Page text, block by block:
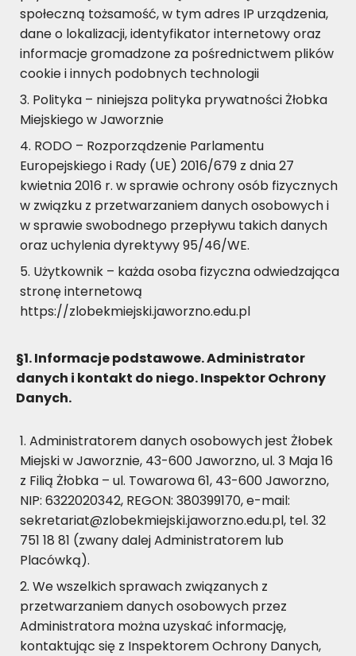
społeczną tożsamość, w tym adres IP urządzenia,
dane o lokalizacji, identyfikator internetowy oraz
informacje gromadzone za pośrednictwem plików
cookie i innych podobnych technologii
Polityka – niniejsza polityka prywatności Żłobka
Miejskiego w Jaworznie
RODO – Rozporządzenie Parlamentu
Europejskiego i Rady (UE) 2016/679 z dnia 27
kwietnia 2016 r. w sprawie ochrony osób fizycznych
w związku z przetwarzaniem danych osobowych i
w sprawie swobodnego przepływu takich danych
oraz uchylenia dyrektywy 95/46/WE.
Użytkownik – każda osoba fizyczna odwiedzająca
stronę internetową
https://zlobekmiejski.jaworzno.edu.pl
§1. Informacje podstawowe.Administrator
danych i kontakt do niego.Inspektor Ochrony
Danych.
Administratorem danych osobowych jest Żłobek
Miejski w Jaworznie, 43-600 Jaworzno, ul. 3 Maja 16
z Filią Żłobka – ul. Towarowa 61, 43-600 Jaworzno,
NIP: 6322020342, REGON: 380399170, e-mail:
sekretariat@zlobekmiejski.jaworzno.edu.pl, tel. 32
751 18 81 (zwany dalej Administratorem lub
Placówką).
We wszelkich sprawach związanych z
przetwarzaniem danych osobowych przez
Administratora można uzyskać informację,
kontaktując się z Inspektorem Ochrony Danych,